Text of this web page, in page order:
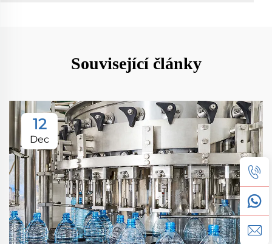
Související články
12
Dec